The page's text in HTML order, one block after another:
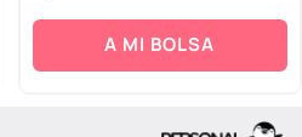
A MI BOLSA